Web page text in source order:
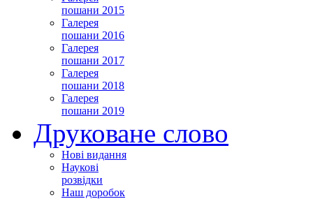
пошани 2015
Галерея
пошани 2016
Галерея
пошани 2017
Галерея
пошани 2018
Галерея
пошани 2019
Друковане слово
Нові видання
Наукові
розвідки
Наш доробок